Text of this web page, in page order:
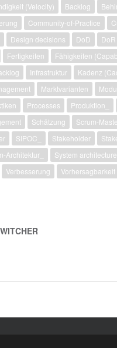
(Velocity)
Backlog
Community-of-Practice
Design decisions DoD
DoR
Fertigkeiten
Fähigkeiten
Infrastruktur
Kadenz
Marktvarianten
Processes Produktion_
Schätzung
Scrum-
SIPOC_ Stakeholder
Architektur_
System architecture
Verbesserung
Vorhersagbarkeit